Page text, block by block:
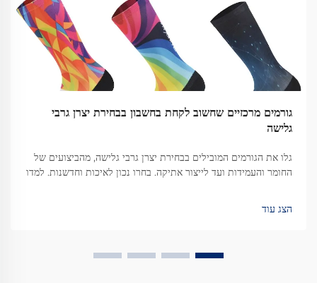
גורמים מרכזיים שחשוב לקחת בחשבון בבחירת יצרן גרבי
גלישה
גלו את הגורמים המובילים בבחירת יצרן גרבי גלישה, מהביצועים של
החומר והעמידות ועד לייצור אתיקה. בחרו נכון לאיכות וחדשנות. למדו
הצג עוד